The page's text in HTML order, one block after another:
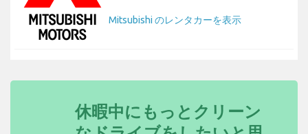
Mitsubishi のレンタカーを表示
休暇中にもっとクリーン